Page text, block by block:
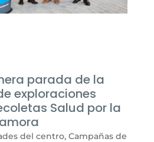
parada de la
exploraciones
Salud por la
del centro, Campañas de